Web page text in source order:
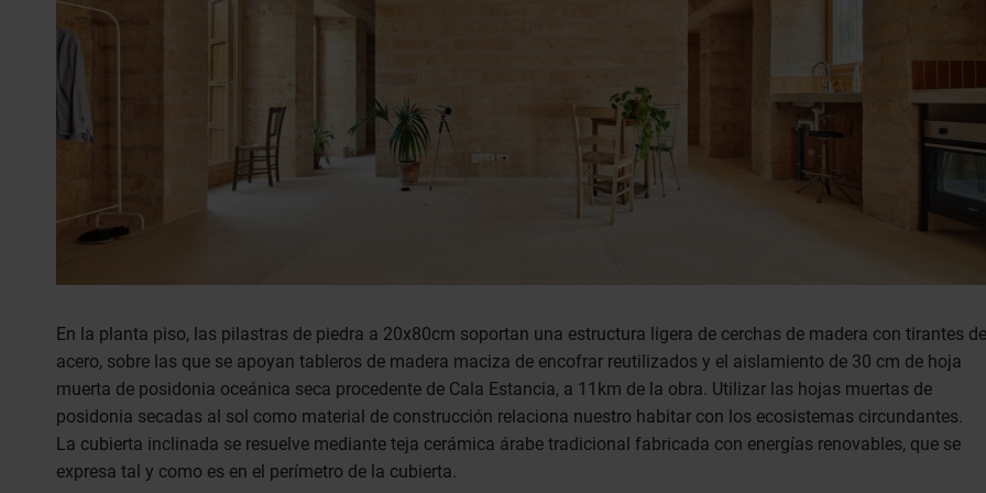
En la planta piso, las pilastras de piedra a 20x80cm soportan una estructura ligera de cerchas de madera con tirantes de
acero, sobre las que se apoyan tableros de madera maciza de encofrar reutilizados y el aislamiento de 30 cm de hoja
muerta de posidonia oceánica seca procedente de Cala Estancia, a 11km de la obra. Utilizar las hojas muertas de
posidonia secadas al sol como material de construcción relaciona nuestro habitar con los ecosistemas circundantes.
La cubierta inclinada se resuelve mediante teja cerámica árabe tradicional fabricada con energías renovables, que se
expresa tal y como es en el perímetro de la cubierta.